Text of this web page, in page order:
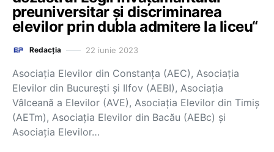
preuniversitar şi discriminarea
elevilor prin dubla admitere la liceu“
Redacția 22 iunie 2023
Asociaţia Elevilor din Constanţa (AEC), Asociaţia
Elevilor din Bucureşti şi Ilfov (AEBI), Asociaţia
Vâlceană a Elevilor (AVE), Asociaţia Elevilor din Timiş
(AETm), Asociaţia Elevilor din Bacău (AEBc) şi
Asociaţia Elevilor…